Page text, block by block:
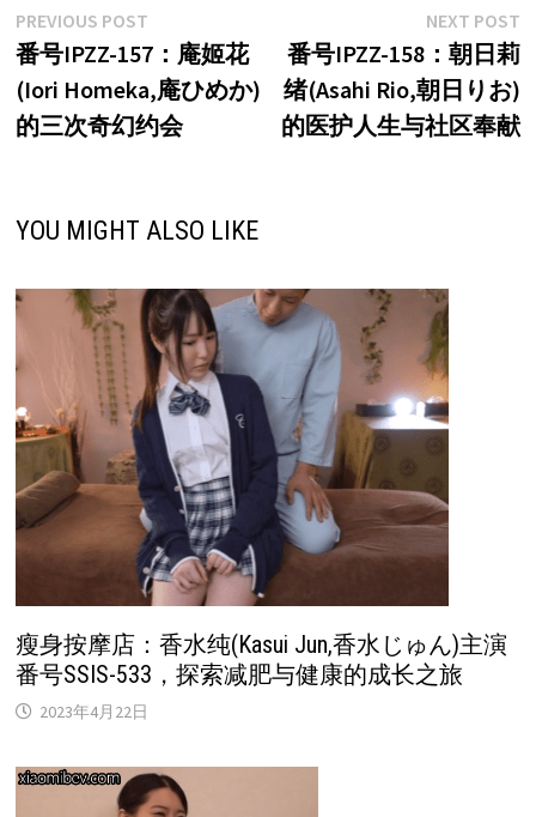
文
章
导
PREVIOUS POSTPrevious
post:
番号IPZZ-157：庵姬花
(Iori Homeka,庵ひめか)
的三次奇幻约会
NEXT POST
番号IPZZ-158：朝日莉
绪(Asahi Rio,朝日りお)
的医护人生与社区奉献
YOU MIGHT ALSO LIKE
瘦身按摩店：香水纯(Kasui Jun,香水じゅん)主演
番号SSIS-533，探索减肥与健康的成长之旅
2023年4月22日